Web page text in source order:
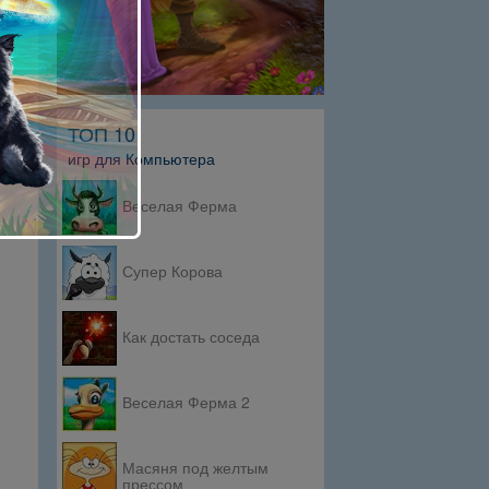
ТОП 10
игр для Компьютера
Веселая Ферма
Супер Корова
Как достать соседа
Веселая Ферма 2
Масяня под желтым
прессом